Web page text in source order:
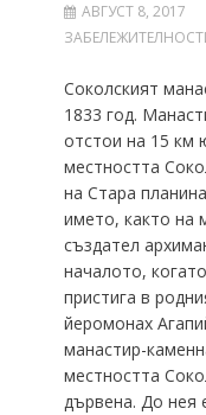
АВГУСТ 8, 2017
Соколският
1833 год.
отстои на 15 км
местността
на Стара
името, както на
създател
началото,
пристига в
йеромонах
манастир-
местността
дървена. До нея